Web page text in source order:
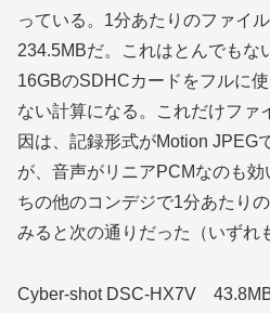
っている。1分あたりのファイ
234.5MBだ。これはとんでも
16GBのSDHCカードをフルに
ない計算になる。これだけファ
因は、記録形式がMotion JPEG
が、音声がリニアPCMなのも
ちの他のコンデジで1分あたり
みると次の通りだった（いずれ
Cyber-shot DSC-HX7V